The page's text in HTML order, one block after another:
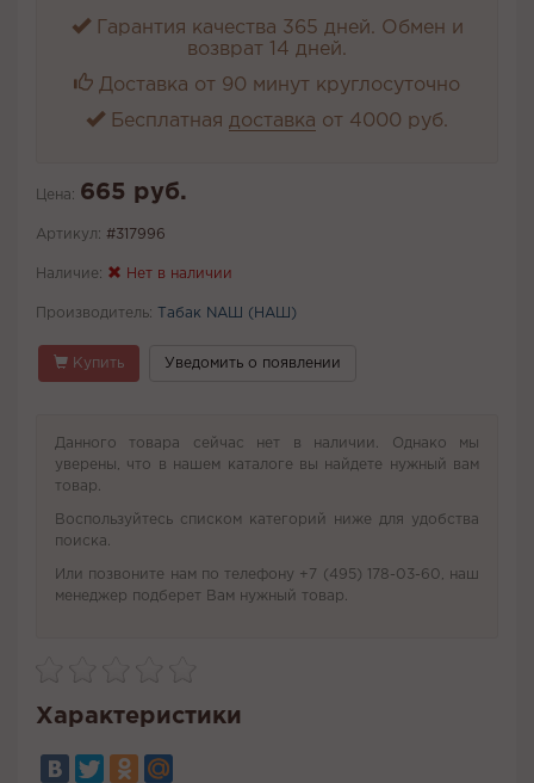
Гарантия качества 365 дней. Обмен и
возврат 14 дней.
Доставка от 90 минут круглосуточно
Бесплатная доставка от 4000 руб.
Цена: 665 руб.
Артикул: #317996
Наличие: Нет в наличии
Производитель: Табак NАШ (НАШ)
Купить Уведомить о появлении
Данного товара сейчас нет в наличии. Однако мы
уверены, что в нашем каталоге вы найдете нужный вам
товар.
Воспользуйтесь списком категорий ниже для удобства
поиска.
Или позвоните нам по телефону +7 (495) 178-03-60, наш
менеджер подберет Вам нужный товар.
Характеристики